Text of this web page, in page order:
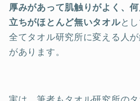
厚みがあって肌触りがよく、
立ちがほとんど無いタオルと
全てタオル研究所に変える人
があります。